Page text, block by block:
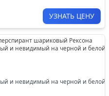
УЗНАТЬ ЦЕНУ
шариковый Рексона
и невидимый на черной и белой
и невидимый на черной и белой